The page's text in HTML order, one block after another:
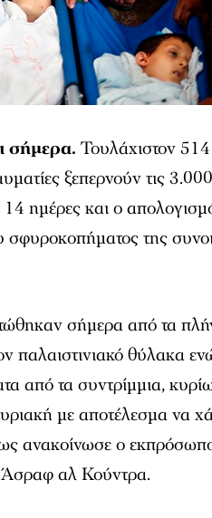
σήμερα. Τουλάχιστον 514
ξεπερνούν τις
ημέρες και ο
σφυροκοπήματος της
σήμερα από τα
παλαιστινιακό θύλακα
από τα συντρίμμια,
με αποτέλεσμα να
ανακοίνωσε ο
αλ Κούντρα.